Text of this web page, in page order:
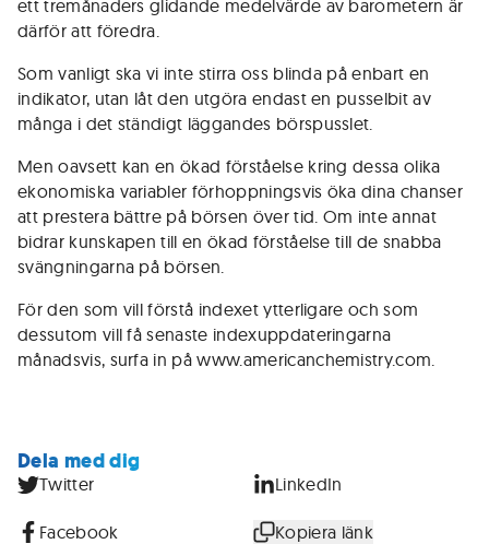
ett tremånaders glidande medelvärde av barometern är
därför att föredra.
Som vanligt ska vi inte stirra oss blinda på enbart en
indikator, utan låt den utgöra endast en pusselbit av
många i det ständigt läggandes börspusslet.
Men oavsett kan en ökad förståelse kring dessa olika
ekonomiska variabler förhoppningsvis öka dina chanser
att prestera bättre på börsen över tid. Om inte annat
bidrar kunskapen till en ökad förståelse till de snabba
svängningarna på börsen.
För den som vill förstå indexet ytterligare och som
dessutom vill få senaste indexuppdateringarna
månadsvis, surfa in på www.americanchemistry.com.
Dela med dig
Twitter LinkedIn
Facebook Kopiera länk